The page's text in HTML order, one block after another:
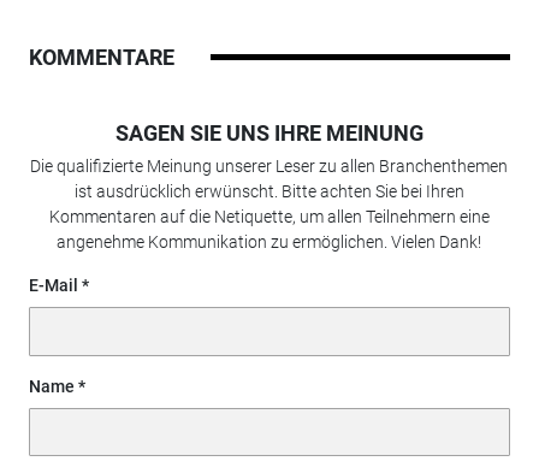
KOMMENTARE
SAGEN SIE UNS IHRE MEINUNG
Die qualifizierte Meinung unserer Leser zu allen Branchenthemen
ist ausdrücklich erwünscht. Bitte achten Sie bei Ihren
Kommentaren auf die Netiquette, um allen Teilnehmern eine
angenehme Kommunikation zu ermöglichen. Vielen Dank!
E-Mail
Name